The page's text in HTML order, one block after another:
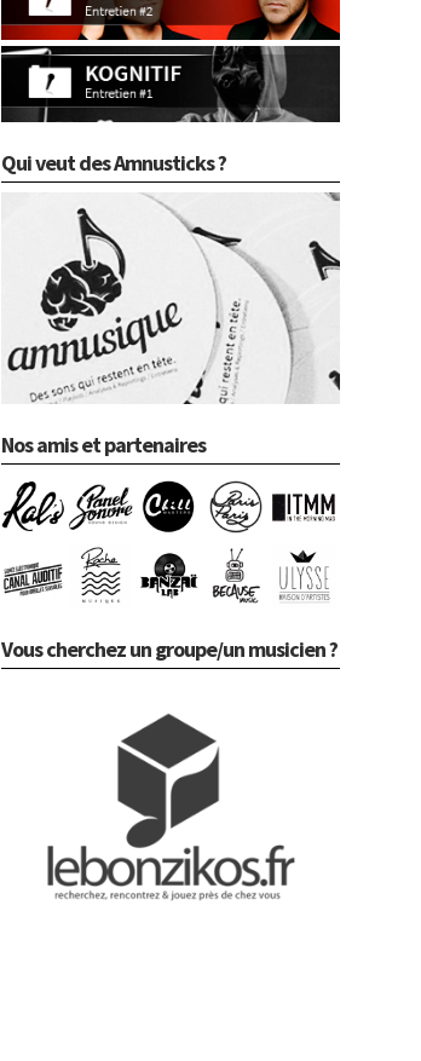
Qui veut des Amnusticks ?
Nos amis et partenaires
Vous cherchez un groupe/un musicien ?